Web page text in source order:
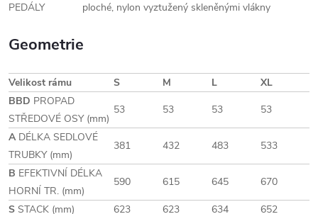
PEDÁLY
ploché, nylon vyztužený skleněnými vlákny
Geometrie
Velikost rámu S M L
XL
BBD PROPAD
STŘEDOVÉ OSY (mm)
53 53 53 53
ADÉLKA SEDLOVÉ
TRUBKY (mm)
381 432 483 533
B EFEKTIVNÍ DÉLKA
HORNÍ TR. (mm)
590 615 645 670
S STACK (mm) 623 623 634 652